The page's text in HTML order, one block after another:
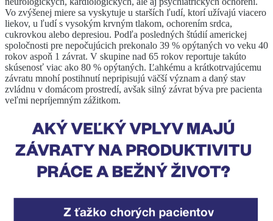
Vo zvýšenej miere sa vyskytuje u starších ľudí, ktorí užívajú viacero
liekov, u ľudí s vysokým krvným tlakom, ochorením srdca,
cukrovkou alebo depresiou. Podľa posledných štúdií americkej
spoločnosti pre nepočujúcich prekonalo 39 % opýtaných vo veku 40
rokov aspoň 1 závrat. V skupine nad 65 rokov reportuje takúto
skúsenosť viac ako 80 % opýtaných. Ľahkému a krátkotrvajúcemu
závratu mnohí postihnutí nepripisujú väčší význam a daný stav
zvládnu v domácom prostredí, avšak silný závrat býva pre pacienta
veľmi nepríjemným zážitkom.